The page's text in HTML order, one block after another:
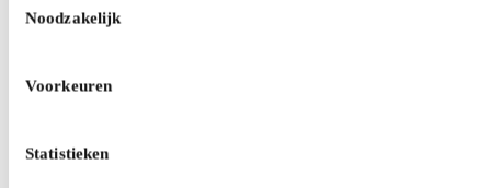
Noodzakelijk
Voorkeuren
Statistieken